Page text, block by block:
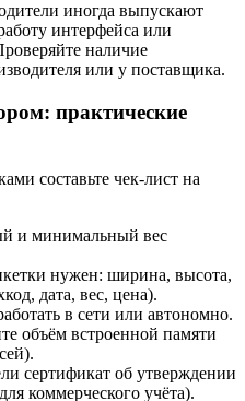
иногда выпускают
интерфейса или
наличие
или у поставщика.
практические
составьте чек-лист на
и минимальный вес
нужен: ширина, высота,
дата, вес, цена).
в сети или автономно.
объём встроенной памяти
сертификат об утверждении
коммерческого учёта).